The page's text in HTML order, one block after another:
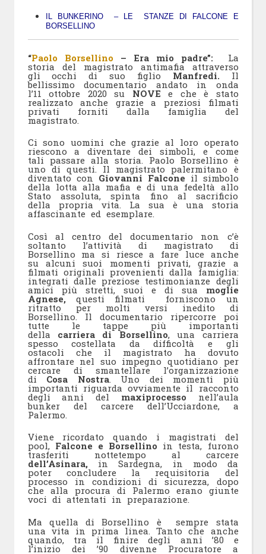
IL BUNKERINO – LE STANZE DI FALCONE E
BORSELLINO
“Paolo Borsellino – Era mio padre”: La
storia del magistrato antimafia attraverso
gli occhi di suo figlio Manfredi. Il
bellissimo documentario andato in onda
l’11 ottobre 2020 su NOVE e che è stato
realizzato anche grazie a preziosi filmati
privati forniti dalla famiglia del
magistrato.
Ci sono uomini che grazie al loro operato
riescono a diventare dei simboli, e come
tali passare alla storia. Paolo Borsellino è
uno di questi. Il magistrato palermitano è
diventato con Giovanni Falcone il simbolo
della lotta alla mafia e di una fedeltà allo
Stato assoluta, spinta fino al sacrificio
della propria vita. La sua è una storia
affascinante ed esemplare.
Così al centro del documentario non c’è
soltanto l’attività di magistrato di
Borsellino ma si riesce a fare luce anche
su alcuni suoi momenti privati, grazie a
filmati originali provenienti dalla famiglia:
integrati dalle preziose testimonianze degli
amici più stretti, suoi e di sua moglie
Agnese,questi filmati forniscono un
ritratto per molti versi inedito di
Borsellino. Il documentario ripercorre poi
tutte le tappe più importanti
della carriera di Borsellino, una carriera
spesso costellata da difficoltà e gli
ostacoli che il magistrato ha dovuto
affrontare nel suo impegno quotidiano per
cercare di smantellare l’organizzazione
di Cosa Nostra. Uno dei momenti più
importanti riguarda ovviamente il racconto
degli anni del maxiprocesso nell’aula
bunker del carcere dell’Ucciardone, a
Palermo.
Viene ricordato quando i magistrati del
pool, Falcone e Borsellino in testa, furono
trasferiti nottetempo al carcere
dell’Asinara,in Sardegna, in modo da
poter concludere la requisitoria del
processo in condizioni di sicurezza, dopo
che alla procura di Palermo erano giunte
voci di attentati in preparazione.
Ma quella di Borsellino è sempre stata
una vita in prima linea. Tanto che anche
quando, tra il finire degli anni ’80 e
l’inizio dei ’90 divenne Procuratore a